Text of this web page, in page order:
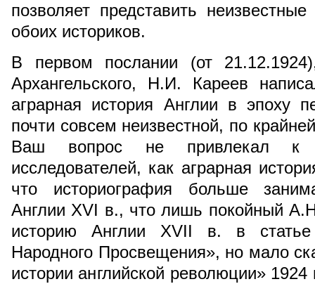
позволяет представить
обоих историков.
В первом послании (от
Архангельского, Н.И. Кареев
аграрная история Англии в эпоху
почти совсем неизвестной, по
Ваш вопрос не привлекал к
исследователей, как аграрная
что историография больше
Англии XVI в., что лишь покойный
историю Англии XVII в. в статье
Народного Просвещения», но мало
истории английской революции»